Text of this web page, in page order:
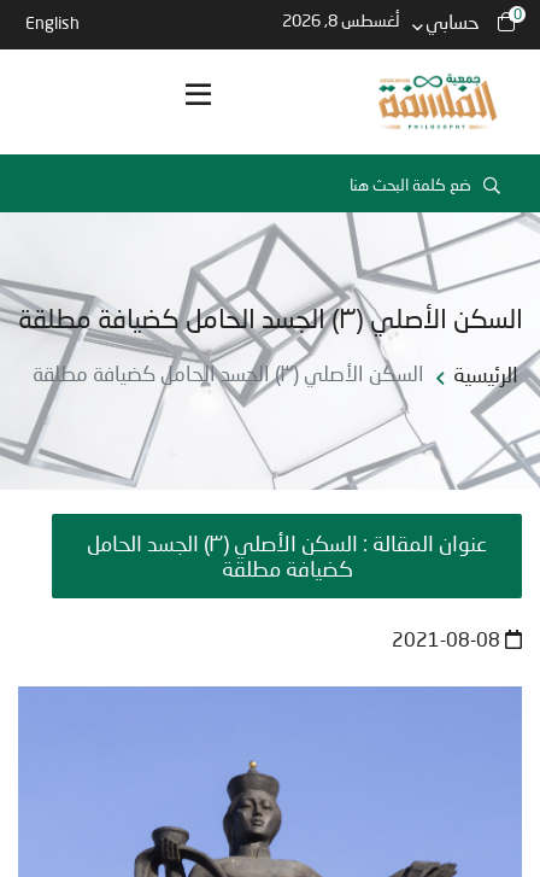
0 حسابي أغسطس 8, 2026 English
السكن الأصلي (٣) الجسد الحامل كضيافة مطلقة
الرئيسية السكن الأصلي (٣) الجسد الحامل كضيافة مطلقة
عنوان المقالة : السكن الأصلي (٣) الجسد الحامل
كضيافة مطلقة